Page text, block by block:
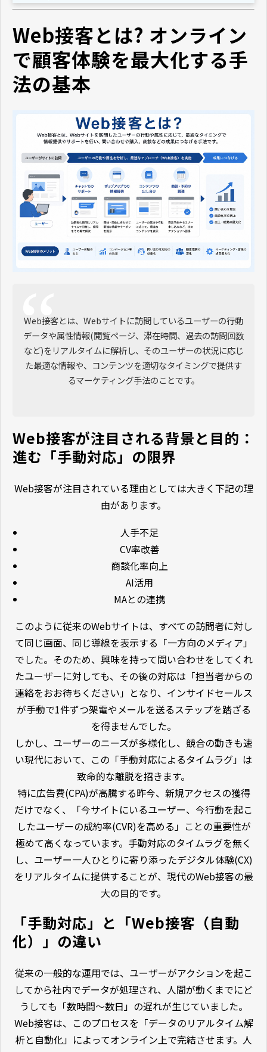
Web接客とは? オンライン
で顧客体験を最大化する手
法の基本
Web接客とは、Webサイトに訪問しているユーザーの行動
データや属性情報(閲覧ページ、滞在時間、過去の訪問回数
など)をリアルタイムに解析し、そのユーザーの状況に応じ
た最適な情報や、コンテンツを適切なタイミングで提供す
るマーケティング手法のことです。
Web接客が注目される背景と目的：
進む「手動対応」の限界
Web接客が注目されている理由としては大きく下記の理
由があります。
人手不足
CV率改善
商談化率向上
AI活用
MAとの連携
このように従来のWebサイトは、すべての訪問者に対し
て同じ画面、同じ導線を表示する「一方向のメディア」
でした。そのため、興味を持って問い合わせをしてくれ
たユーザーに対しても、その後の対応は「担当者からの
連絡をおお待ちください」となり、インサイドセールス
が手動で1件ずつ架電やメールを送るステップを踏ざる
を得ませんでした。
しかし、ユーザーのニーズが多様化し、競合の動きも速
い現代において、この「手動対応によるタイムラグ」は
致命的な離脱を招きます。
特に広告費(CPA)が高騰する昨今、新規アクセスの獲得
だけでなく、「今サイトにいるユーザー、今行動を起こ
したユーザーの成約率(CVR)を高める」ことの重要性が
極めて高くなっています。手動対応のタイムラグを無く
し、ユーザー一人ひとりに寄り添ったデジタル体験(CX)
をリアルタイムに提供することが、現代のWeb接客の最
大の目的です。
「手動対応」と「Web接客（自動
化）」の違い
従来の一般的な運用では、ユーザーがアクションを起こ
してから社内でデータが処理され、人間が動くまでにど
うしても「数時間〜数日」の遅れが生じていました。
Web接客は、このプロセスを「データのリアルタイム解
析と自動化」によってオンライン上で完結させます。人